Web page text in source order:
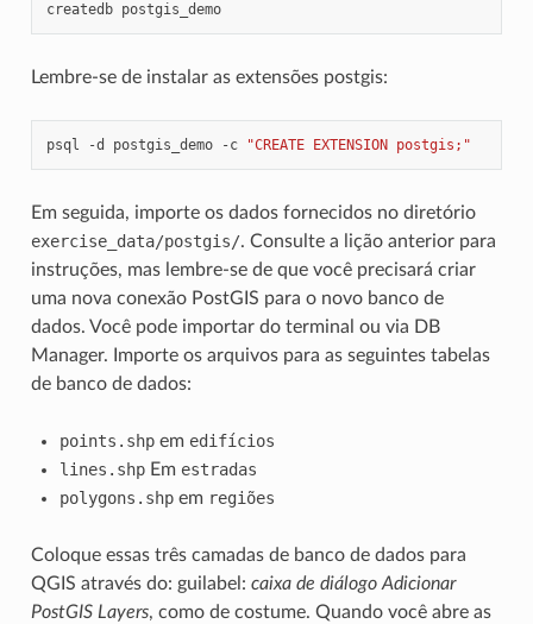
createdb postgis_demo
Lembre-se de instalar as extensões postgis:
psql -d postgis_demo -c "CREATE EXTENSION postgis;"
Em seguida, importe os dados fornecidos no diretório
exercise_data/postgis/. Consulte a lição anterior para
instruções, mas lembre-se de que você precisará criar
uma nova conexão PostGIS para o novo banco de
dados. Você pode importar do terminal ou via DB
Manager. Importe os arquivos para as seguintes tabelas
de banco de dados:
points.shpem edifícios
lines.shpEm estradas
polygons.shpem regiões
Coloque essas três camadas de banco de dados para
QGIS através do: guilabel: caixa de diálogo Adicionar
PostGIS Layers, como de costume. Quando você abre as